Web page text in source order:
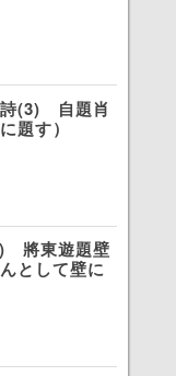
(3) 自題肖
題す）
將東遊題壁
として壁に